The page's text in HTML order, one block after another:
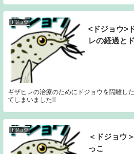
ドジョウ
<ドジョウ>
レの経過と
ギザヒレの治療のためにドジョウを隔離し
てしまいました!!
ドジョウ
＜ドジョウ
っこ